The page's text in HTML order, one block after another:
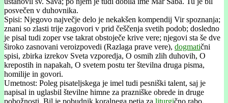
posvečen v duhovnika.
Spisi: Njegovo največje delo je nekakšen kompendij Vir spoznanja;
znani so zlasti trije zagovori v prid češčenja svetih podob; dosledno
je pisal tudi zoper vse takrat obstoječe krive vere; njegovi sta še dve
široko zasnovani veroizpovedi (Razlaga prave vere), dogmatični
spisi, zbirka izrekov Sveta vzporedja, O osmih zlih duhovih, O
krepostih in napakah, O svetem postu ter številna druga pisma,
homilije in govori.
Umetnost: Poleg pisateljskega je imel tudi pesniški talent, saj je
napisal in uglasbil številne himne za prazniške obrede in druge
pobožnosti. Bil je pobudnik koralnega petja za liturgično rabo.